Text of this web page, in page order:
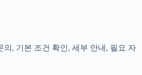
, 기본 조건 확인, 세부 안내, 필요 자